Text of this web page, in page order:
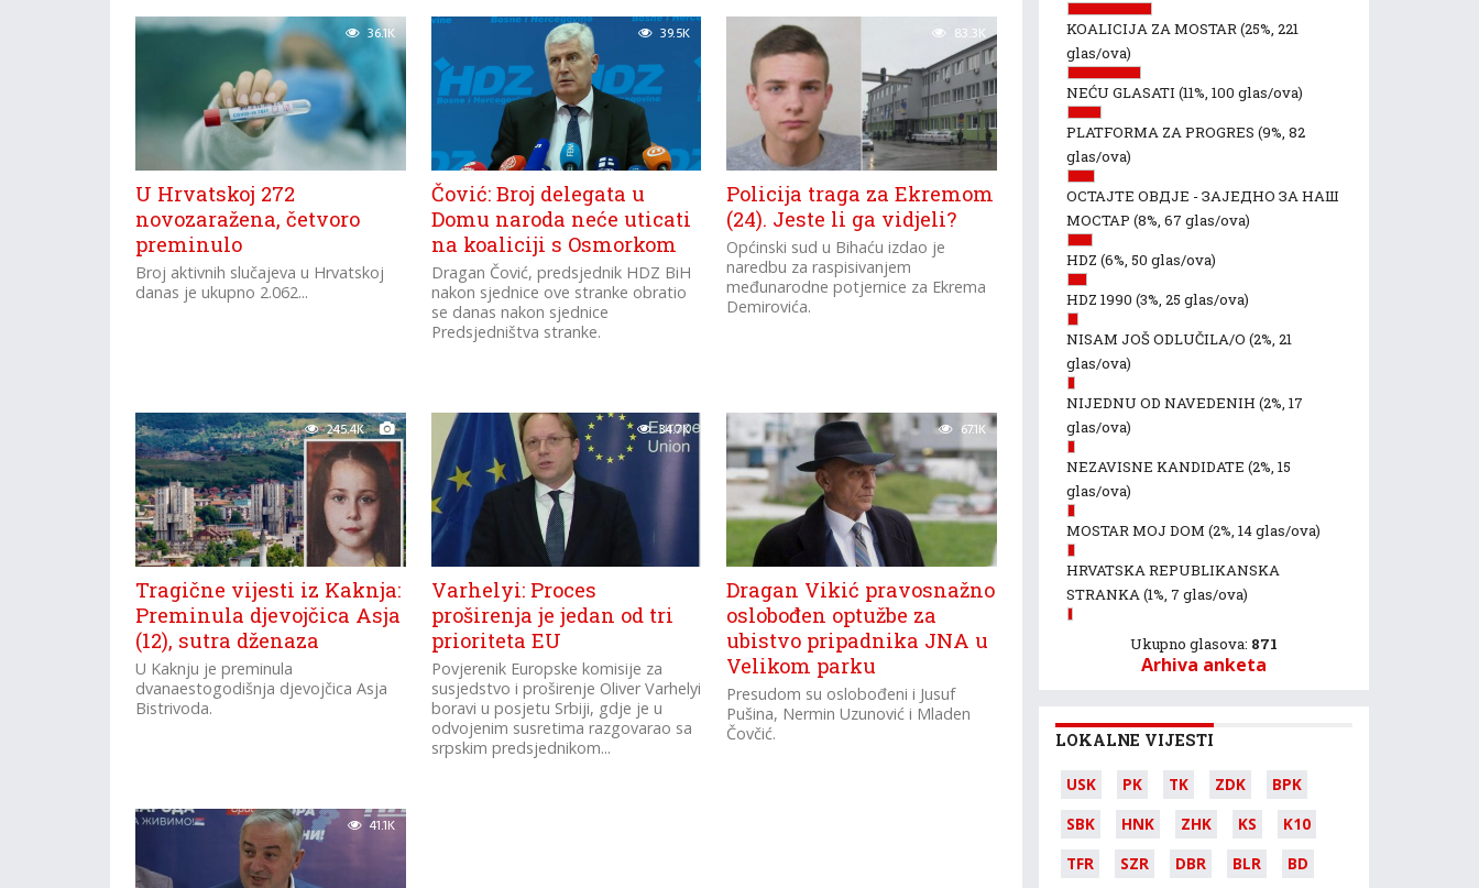
36.1K
U Hrvatskoj 272
novozaražena, četvoro
preminulo
Broj aktivnih slučajeva u Hrvatskoj
danas je ukupno 2.062...
39.5K
Čović: Broj delegata u
Domu naroda neće uticati
na koaliciji s Osmorkom
Dragan Čović, predsjednik HDZ BiH
nakon sjednice ove stranke obratio
se danas nakon sjednice
Predsjedništva stranke.
83.3K
Policija traga za Ekremom
(24). Jeste li ga vidjeli?
Općinski sud u Bihaću izdao je
naredbu za raspisivanjem
međunarodne potjernice za Ekrema
Demirovića.
245.4K
Tragične vijesti iz Kaknja:
Preminula djevojčica Asja
(12), sutra dženaza
U Kaknju je preminula
dvanaestogodišnja djevojčica Asja
Bistrivoda.
34.7K
Varhelyi: Proces
proširenja je jedan od tri
prioriteta EU
Povjerenik Europske komisije za
susjedstvo i proširenje Oliver Varhelyi
boravi u posjetu Srbiji, gdje je u
odvojenim susretima razgovarao sa
srpskim predsjednikom...
67.1K
Dragan Vikić pravosnažno
oslobođen optužbe za
ubistvo pripadnika JNA u
Velikom parku
Presudom su oslobođeni i Jusuf
Pušina, Nermin Uzunović i Mladen
Čovčić.
41.1K
KOALICIJA ZA MOSTAR(25%, 221
glas/ova)
NEĆU GLASATI (11%, 100 glas/ova)
PLATFORMA ZA PROGRES (9%, 82
glas/ova)
ОСТАЈТЕ ОВДЈЕ - ЗАЈЕДНО ЗА НАШ
МОСТАР (8%, 67 glas/ova)
HDZ (6%, 50 glas/ova)
HDZ 1990 (3%, 25 glas/ova)
NISAM JOŠ ODLUČILA/O (2%, 21
glas/ova)
NIJEDNU OD NAVEDENIH (2%, 17
glas/ova)
NEZAVISNE KANDIDATE (2%, 15
glas/ova)
MOSTAR MOJ DOM (2%, 14 glas/ova)
HRVATSKA REPUBLIKANSKA
STRANKA(1%, 7 glas/ova)
Ukupno glasova: 871
Arhiva anketa
LOKALNE VIJESTI
USK PK TK ZDK
BPK
SBK
HNK ZHK KS
K10
TFR
SZR DBR BLR BD